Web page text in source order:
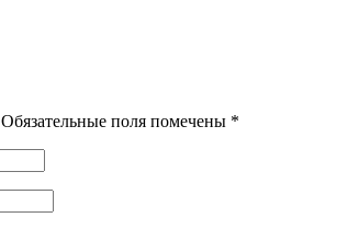
Обязательные поля помечены *